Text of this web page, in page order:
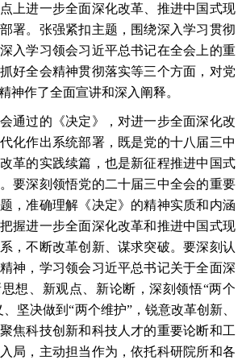
上进一步全面深化改革、推进中国式现
署。张强紧扣主题，围绕深入学习贯彻
入学习领会习近平总书记在全会上的重
好全会精神贯彻落实等三个方面，对党
神作了全面宣讲和深入阐释。
过的《决定》，对进一步全面深化改
化作出系统部署，既是党的十八届三中
革的实践续篇，也是新征程推进中国式
要深刻领悟党的二十届三中全会的重要
，准确理解《决定》的精神实质和内涵
握进一步全面深化改革和推进中国式现
，不断改革创新、谋求突破。要深刻认
神，学习领会习近平总书记关于全面深
想、新观点、新论断，深刻领悟“两个
坚决做到“两个维护”，锐意改革创新、
焦科技创新和科技人才的重要论断和工
局，主动担当作为，依托科研院所和各